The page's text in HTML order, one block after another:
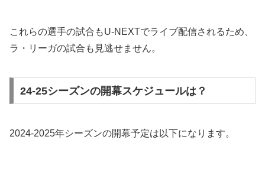
これらの選手の試合もU-NEXTでライブ配信されるため、
ラ・リーガの試合も見逃せません。
24-25シーズンの開幕スケジュールは？
2024-2025年シーズンの開幕予定は以下になります。